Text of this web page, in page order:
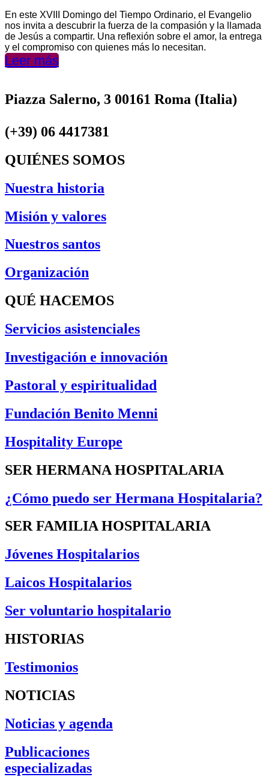
En este XVIII Domingo del Tiempo Ordinario, el Evangelio
nos invita a descubrir la fuerza de la compasión y la llamada
de Jesús a compartir. Una reflexión sobre el amor, la entrega
y el compromiso con quienes más lo necesitan.
Leer más
Piazza Salerno, 3 00161 Roma (Italia)
(+39) 06 4417381
QUIÉNES SOMOS
Nuestra historia
Misión y valores
Nuestros santos
Organización
QUÉ HACEMOS
Servicios asistenciales
Investigación e innovación
Pastoral y espiritualidad
Fundación Benito Menni
Hospitality Europe
SER HERMANA HOSPITALARIA
¿Cómo puedo ser Hermana Hospitalaria?
SER FAMILIA HOSPITALARIA
Jóvenes Hospitalarios
Laicos Hospitalarios
Ser voluntario hospitalario
HISTORIAS
Testimonios
NOTICIAS
Noticias y agenda
Publicaciones
especializadas